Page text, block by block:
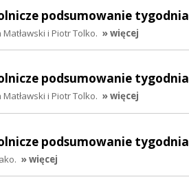
podsumowanie tygodnia
i Piotr Tolko. » więcej
podsumowanie tygodnia
i Piotr Tolko. » więcej
podsumowanie tygodnia
» więcej